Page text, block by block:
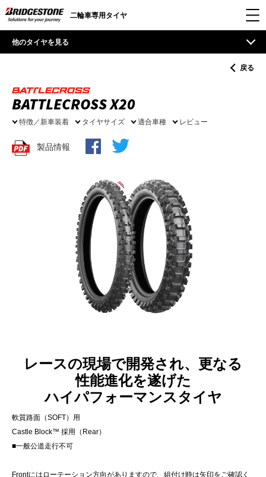
二輪車専用タイヤ
他のタイヤを見る
戻る
BATTLECROSS X20
特徴／新車装着 タイヤサイズ 適合車種 レビュー
製品情報
レースの現場で開発され、更なる
性能進化を遂げた
ハイパフォーマンスタイヤ
軟質路面（SOFT）用
Castle Block™ 採用（Rear）
■一般公道走行不可
Frontにはローテーション方向がありますので、組付け時は矢印をご確認く